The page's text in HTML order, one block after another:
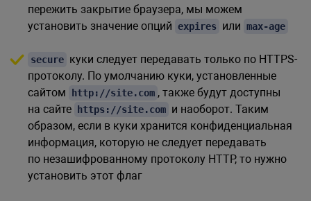
пережить закрытие браузера, мы можем
установить значение опций expires или max-age
secure куки следует передавать только по HTTPS-
протоколу. По умолчанию куки, установленные
сайтом
http://site.com , также будут доступны
на сайте https://site.com и наоборот. Таким
образом, если в куки хранится конфиденциальная
информация, которую не следует передавать
по незашифрованному протоколу HTTP, то нужно
установить этот флаг